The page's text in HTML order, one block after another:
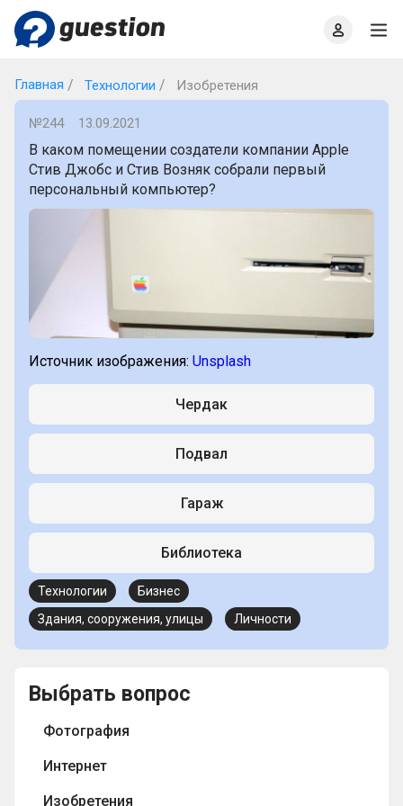
Главная Технологии Изобретения
№244 13.09.2021
В каком помещении создатели компании Apple
Стив Джобс и Стив Возняк собрали первый
персональный компьютер?
Источник изображения: Unsplash
Чердак
Подвал
Гараж
Библиотека
Технологии
Бизнес
Здания, сооружения, улицы
Личности
Выбрать вопрос
Фотография
Интернет
Изобретения